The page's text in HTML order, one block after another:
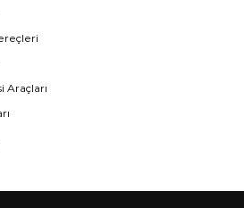
Araçları